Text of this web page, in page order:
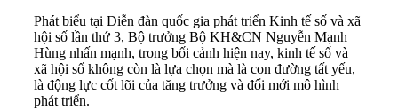
Phát biểu tại Diễn đàn quốc gia phát triển Kinh tế số và xã
hội số lần thứ 3, Bộ trưởng Bộ KH&CN Nguyễn Mạnh
Hùng nhấn mạnh, trong bối cảnh hiện nay, kinh tế số và
xã hội số không còn là lựa chọn mà là con đường tất yếu,
là động lực cốt lõi của tăng trưởng và đổi mới mô hình
phát triển.